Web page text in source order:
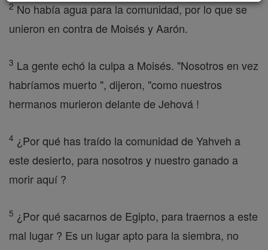
2No había agua para la comunidad, por lo que se
unieron en contra de Moisés y Aarón.
3 La gente echó la culpa a Moisés. "Nosotros en vez
habríamos muerto ", dijeron, "como nuestros
hermanos murieron delante de Jehová !
4 ¿Por qué has traído la comunidad de Yahveh a
este desierto, para nosotros y nuestro ganado a
morir aquí ?
5 ¿Por qué sacarnos de Egipto, para traernos a este
mal lugar ? Es un lugar apto para la siembra, no